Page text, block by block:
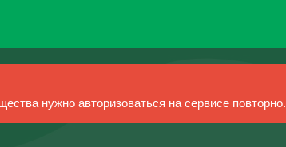
нужно авторизоваться на сервисе повторно.